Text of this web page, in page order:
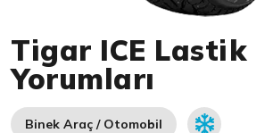
Tigar ICE Lastik
Yorumları
Binek Araç / Otomobil